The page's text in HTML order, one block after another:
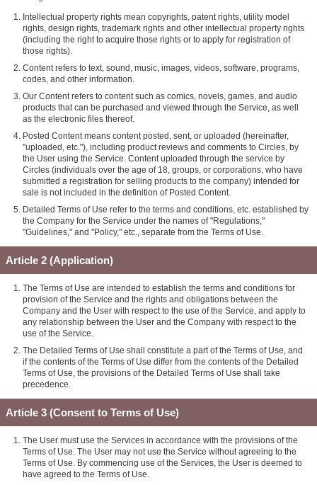
Intellectual property rights mean copyrights, patent rights, utility model
rights, design rights, trademark rights and other intellectual property rights
(including the right to acquire those rights or to apply for registration of
those rights).
Content refers to text, sound, music, images, videos, software, programs,
codes, and other information.
Our Content refers to content such as comics, novels, games, and audio
products that can be purchased and viewed through the Service, as well
as the electronic files thereof.
Posted Content means content posted, sent, or uploaded (hereinafter,
"uploaded, etc."), including product reviews and comments to Circles, by
the User using the Service. Content uploaded through the service by
Circles (individuals over the age of 18, groups, or corporations, who have
submitted a registration for selling products to the company) intended for
sale is not included in the definition of Posted Content.
Detailed Terms of Use refer to the terms and conditions, etc. established by
the Company for the Service under the names of "Regulations,"
"Guidelines," and "Policy," etc., separate from the Terms of Use.
Article 2 (Application)
The Terms of Use are intended to establish the terms and conditions for
provision of the Service and the rights and obligations between the
Company and the User with respect to the use of the Service, and apply to
any relationship between the User and the Company with respect to the
use of the Service.
The Detailed Terms of Use shall constitute a part of the Terms of Use, and
if the contents of the Terms of Use differ from the contents of the Detailed
Terms of Use, the provisions of the Detailed Terms of Use shall take
precedence.
Article 3 (Consent to Terms of Use)
The User must use the Services in accordance with the provisions of the
Terms of Use. The User may not use the Service without agreeing to the
Terms of Use. By commencing use of the Services, the User is deemed to
have agreed to the Terms of Use.